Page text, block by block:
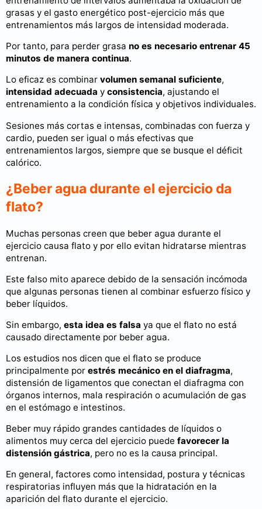
grasas y el gasto energético post-ejercicio más que
entrenamientos más largos de intensidad moderada.
Por tanto, para perder grasa no es necesario entrenar 45
minutos de manera continua.
Lo eficaz es combinar volumen semanal suficiente,
intensidad adecuada y consistencia, ajustando el
entrenamiento a la condición física y objetivos individuales.
Sesiones más cortas e intensas, combinadas con fuerza y
cardio, pueden ser igual o más efectivas que
entrenamientos largos, siempre que se busque el déficit
calórico.
¿Beber agua durante el ejercicio da
flato?
Muchas personas creen que beber agua durante el
ejercicio causa flato y por ello evitan hidratarse mientras
entrenan.
Este falso mito aparece debido de la sensación incómoda
que algunas personas tienen al combinar esfuerzo físico y
beber líquidos.
Sin embargo, esta idea es falsa ya que el flato no está
causado directamente por beber agua.
Los estudios nos dicen que el flato se produce
principalmente por estrés mecánico en el diafragma,
distensión de ligamentos que conectan el diafragma con
órganos internos, mala respiración o acumulación de gas
en el estómago e intestinos.
Beber muy rápido grandes cantidades de líquidos o
alimentos muy cerca del ejercicio puede favorecer la
distensión gástrica, pero no es la causa principal.
En general, factores como intensidad, postura y técnicas
respiratorias influyen más que la hidratación en la
aparición del flato durante el ejercicio.